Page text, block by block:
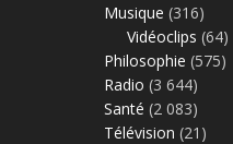
Musique (316)
Vidéoclips (64)
Philosophie (575)
Radio (3 644)
Santé (2 083)
Télévision (21)